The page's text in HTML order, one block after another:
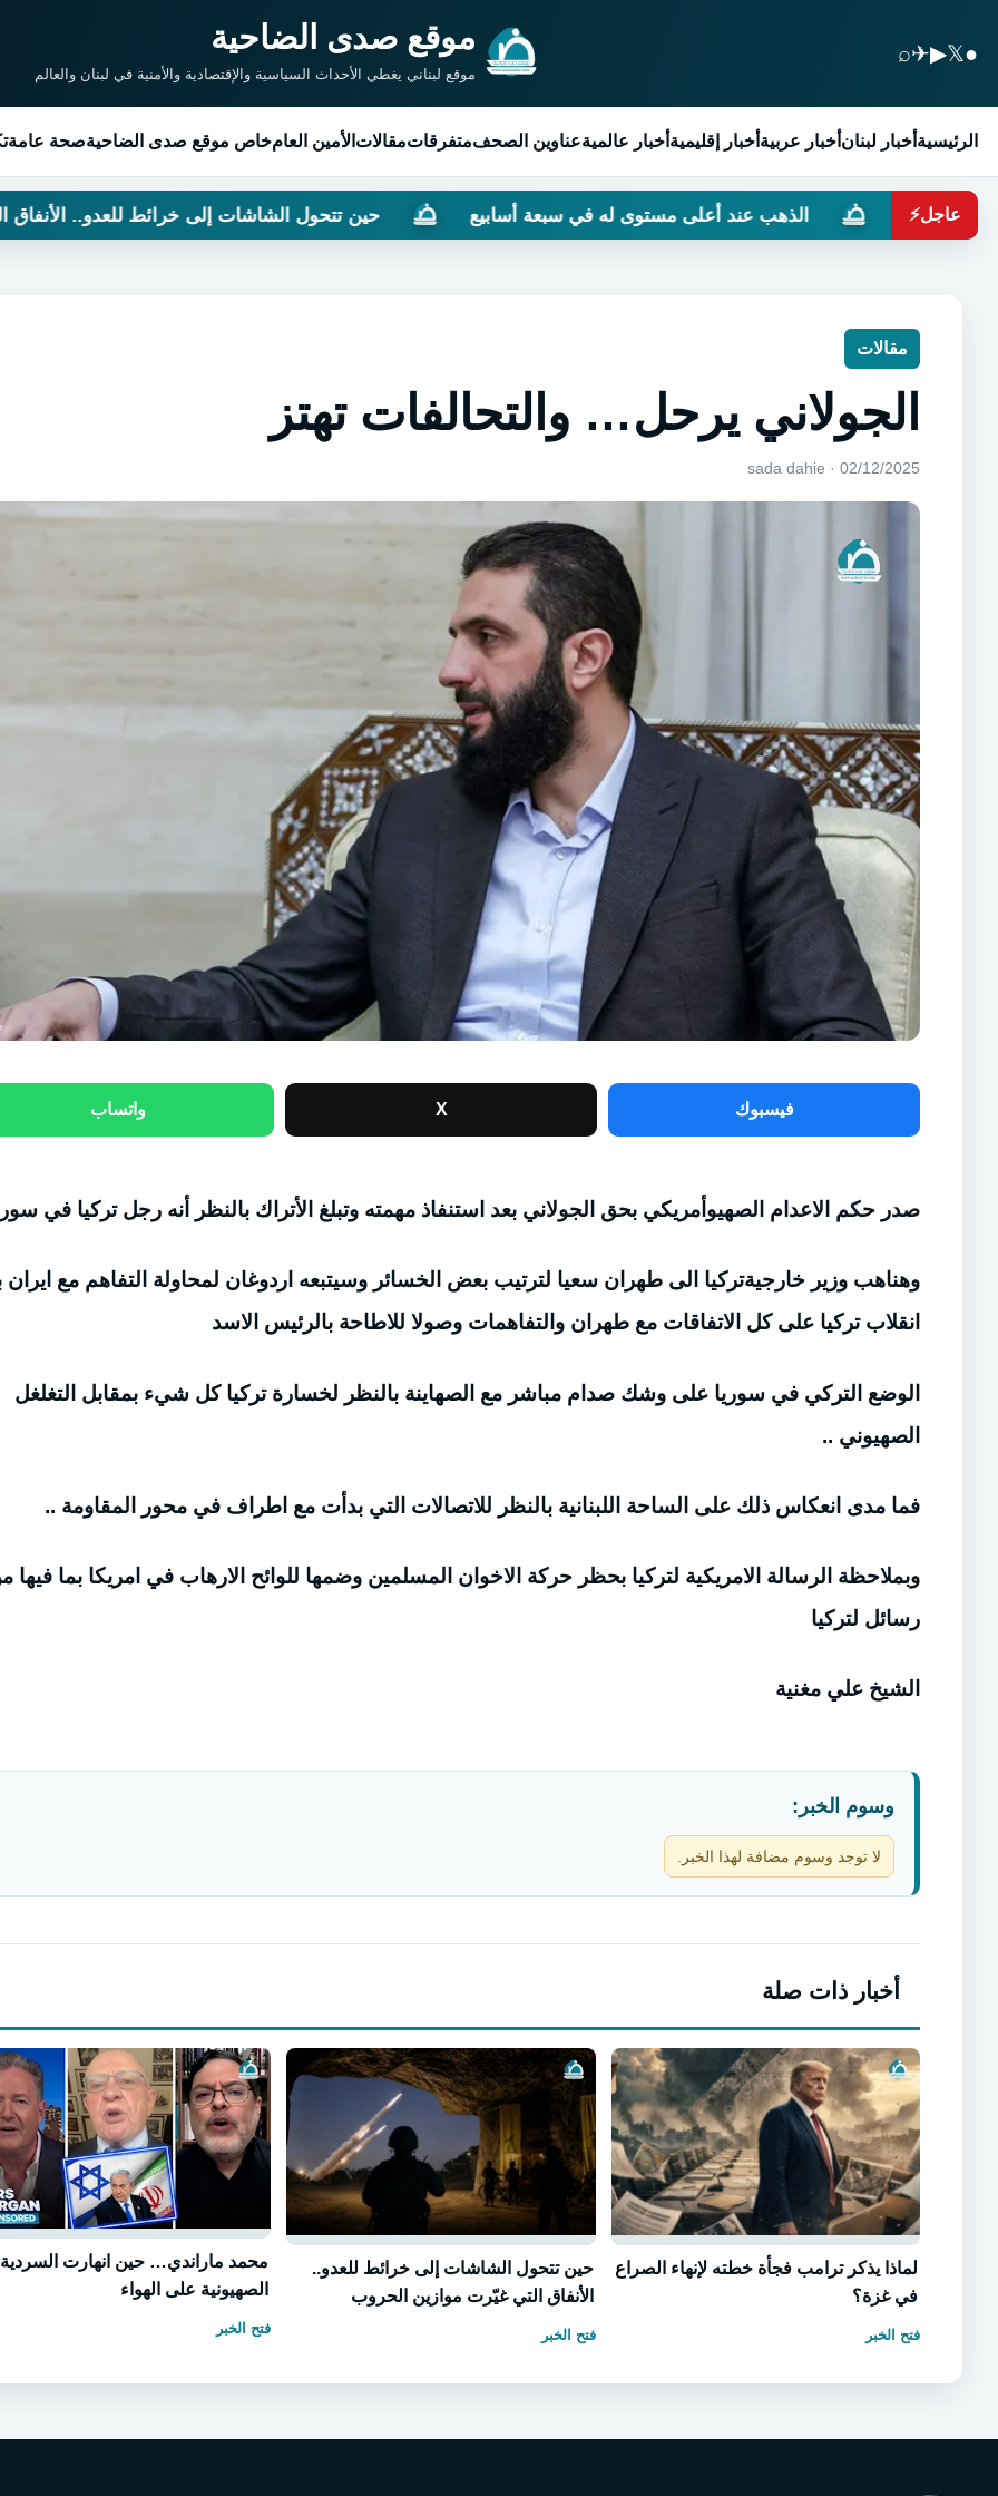
●
𝕏
▶
✈
⌕ موقع صدى الضاحية
موقع لبناني يغطي الأحداث السياسية والإقتصادية والأمنية في لبنان والعالم
الرئيسية أخبار لبنان أخبار عربية أخبار إقليمية أخبار عالميةعناوين الصحفمتفرقاتمقالات الأمين العامخاص موقع صدى الضاحيةصحة عامة
عاجل⚡ الذهب عند أعلى مستوى له في سبعة أسابيع حين تتحول الشاشات إلى خرائط للعدو.. الأنفاق التي غيّرت
مقالات
الجولاني يرحل… والتحالفات تهتز
02/12/2025 · sada dahie
فيسبوك X واتساب
صدر حكم الاعدام الصهيوأمريكي بحق الجولاني بعد استنفاذ مهمته وتبلغ الأتراك بالنظر أنه رجل تركيا في
وهناهب وزير خارجيةتركيا الى طهران سعيا لترتيب بعض الخسائر وسيتبعه اردوغان لمحاولة التفاهم مع ايران
انقلاب تركيا على كل الاتفاقات مع طهران والتفاهمات وصولا للاطاحة بالرئيس الاسد
الوضع التركي في سوريا على وشك صدام مباشر مع الصهاينة بالنظر لخسارة تركيا كل شيء بمقابل التغلغل
الصهيوني ..
فما مدى انعكاس ذلك على الساحة اللبنانية بالنظر للاتصالات التي بدأت مع اطراف في محور المقاومة ..
وبملاحظة الرسالة الامريكية لتركيا بحظر حركة الاخوان المسلمين وضمها للوائح الارهاب في امريكا بما فيها
رسائل لتركيا
الشيخ علي مغنية
وسوم الخبر:
لا توجد وسوم مضافة لهذا الخبر.
أخبار ذات صلة
لماذا يذكر ترامب فجأة خطته لإنهاء الصراع
في غزة؟
فتح الخبر
حين تتحول الشاشات إلى خرائط للعدو..
الأنفاق التي غيّرت موازين الحروب
فتح الخبر
محمد ماراندي… حين انهارت السردية
الصهيونية على الهواء
فتح الخبر